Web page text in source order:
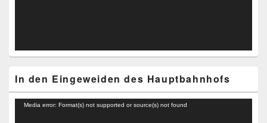
In den Eingeweiden des Hauptbahnhofs
Video-
Media error: Format(s) not supported or source(s) not found